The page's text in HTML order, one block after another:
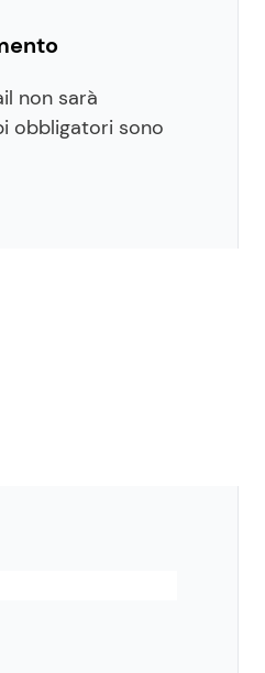
non sarà
obbligatori sono